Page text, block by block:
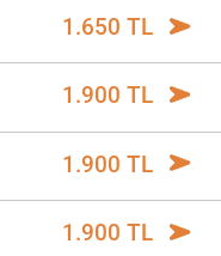
1.650 TL
1.900 TL
1.900 TL
1.900 TL